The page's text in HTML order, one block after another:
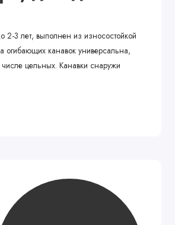
3 лет, выполнен из износостойкой
огибающих канавок универсальна,
цельных. Канавки снаружи